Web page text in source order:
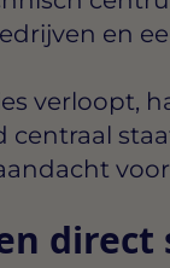
en
verloopt,
centraal
direct